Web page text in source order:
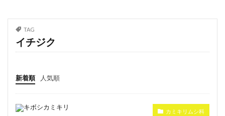
TAG
イチジク
新着順 人気順
カミキリムシ科